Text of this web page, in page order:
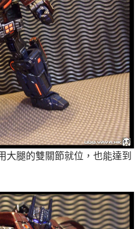
大腿的雙關節就位，也能達到